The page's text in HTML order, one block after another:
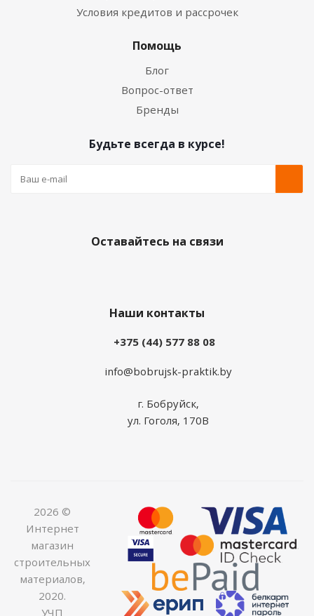
Условия кредитов и рассрочек
Помощь
Блог
Вопрос-ответ
Бренды
Будьте всегда в курсе!
Оставайтесь на связи
Наши контакты
+375 (44) 577 88 08
info@bobrujsk-praktik.by
г. Бобруйск,
ул. Гоголя, 170В
2026 ©
Интернет
магазин
строительных
материалов,
2020.
УЧП